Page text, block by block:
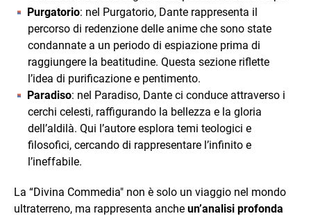
Purgatorio: nel Purgatorio, Dante rappresenta il
percorso di redenzione delle anime che sono state
condannate a un periodo di espiazione prima di
raggiungere la beatitudine. Questa sezione riflette
l’idea di purificazione e pentimento.
Paradiso: nel Paradiso, Dante ci conduce attraverso i
cerchi celesti, raffigurando la bellezza e la gloria
dell’aldilà. Qui l’autore esplora temi teologici e
filosofici, cercando di rappresentare l’infinito e
l’ineffabile.
La “Divina Commedia" non è solo un viaggio nel mondo
ultraterreno, ma rappresenta anche un’analisi profonda